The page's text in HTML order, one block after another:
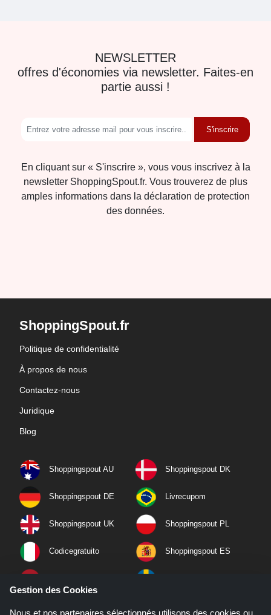
NEWSLETTER
offres d'économies via newsletter. Faites-en
partie aussi !
S'inscrire
En cliquant sur « S'inscrire », vous vous inscrivez à la
newsletter ShoppingSpout.fr. Vous trouverez de plus
amples informations dans la déclaration de protection
des données.
ShoppingSpout.fr
Politique de confidentialité
À propos de nous
Contactez-nous
Juridique
Blog
Shoppingspout AU Shoppingspout DK
Shoppingspout DE Livrecupom
Shoppingspout UK Shoppingspout PL
Codicegratuito Shoppingspout ES
Gestion des Cookies
Nous et nos partenaires sélectionnés utilisons des cookies ou